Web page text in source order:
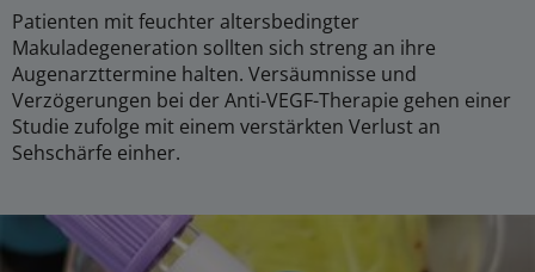
Patienten mit feuchter altersbedingter
Makuladegeneration sollten sich streng an ihre
Augenarzttermine halten. Versäumnisse und
Verzögerungen bei der Anti-VEGF-Therapie gehen einer
Studie zufolge mit einem verstärkten Verlust an
Sehschärfe einher.